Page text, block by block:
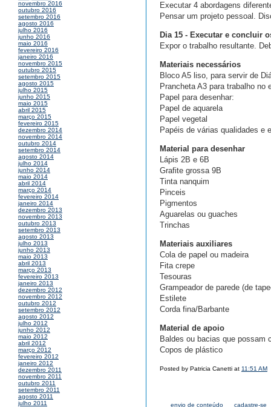
novembro 2016
outubro 2016
setembro 2016
agosto 2016
julho 2016
junho 2016
maio 2016
fevereiro 2016
janeiro 2016
novembro 2015
outubro 2015
setembro 2015
agosto 2015
julho 2015
junho 2015
maio 2015
abril 2015
março 2015
fevereiro 2015
dezembro 2014
novembro 2014
outubro 2014
setembro 2014
agosto 2014
julho 2014
junho 2014
maio 2014
abril 2014
março 2014
fevereiro 2014
janeiro 2014
dezembro 2013
novembro 2013
outubro 2013
setembro 2013
agosto 2013
julho 2013
junho 2013
maio 2013
abril 2013
março 2013
fevereiro 2013
janeiro 2013
dezembro 2012
novembro 2012
outubro 2012
setembro 2012
agosto 2012
julho 2012
junho 2012
maio 2012
abril 2012
março 2012
fevereiro 2012
janeiro 2012
dezembro 2011
novembro 2011
outubro 2011
setembro 2011
agosto 2011
julho 2011
Executar 4 abordagens
Pensar um projeto pessoal.
Dia 15 - Executar e concluir
Expor o trabalho resultante.
Materiais necessários
Bloco A5 liso, para servir de
Prancheta A3 para trabalho no
Papel para desenhar:
Papel de aquarela
Papel vegetal
Papéis de várias qualidades e
Material para desenhar
Lápis 2B e 6B
Grafite grossa 9B
Tinta nanquim
Pinceis
Pigmentos
Aguarelas ou guaches
Trinchas
Materiais auxiliares
Cola de papel ou madeira
Fita crepe
Tesouras
Grampeador de parede (de
Estilete
Corda fina/Barbante
Material de apoio
Baldes ou bacias que possam
Copos de plástico
Posted by Patricia Canetti at 11:51 AM
envio de conteúdo_ cadastre-se_